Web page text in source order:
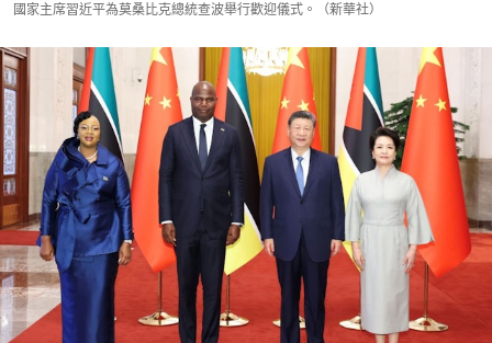
國家主席習近平為莫桑比克總統查波舉行歡迎儀式。（新華社）